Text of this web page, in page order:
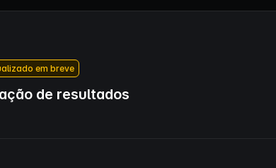
em breve
de resultados